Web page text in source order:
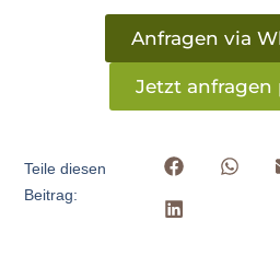
Anfragen via
Jetzt anfragen
Teile diesen
Beitrag: